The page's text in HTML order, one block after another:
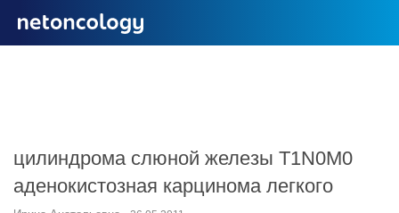
цилиндрома слюной железы Т1N0M0
аденокистозная карцинома легкого